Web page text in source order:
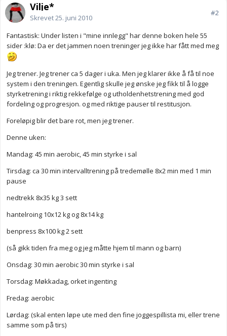
Vilje*
Skrevet25. juni 2010
#2
Fantastisk: Under listen i "mine innlegg" har denne boken hele 55
sider :klø: Da er det jammen noen treninger jeg ikke har fått med meg
Jeg trener. Jeg trener ca 5 dager i uka. Men jeg klarer ikke å få til noe
system i den treningen. Egentlig skulle jeg ønske jeg fikk til å logge
styrketrening i riktig rekkefølge og utholdenhetstrening med god
fordeling og progresjon. og med riktige pauser til restitusjon.
Foreløpig blir det bare rot, men jeg trener.
Denne uken:
Mandag: 45 min aerobic, 45 min styrke i sal
Tirsdag: ca 30 min intervalltrening på tredemølle 8x2 min med 1 min
pause
nedtrekk 8x35 kg 3 sett
hantelroing 10x12 kg og 8x14 kg
benpress 8x100 kg 2 sett
(så gikk tiden fra meg og jeg måtte hjem til mann og barn)
Onsdag: 30 min aerobic 30 min styrke i sal
Torsdag: Møkkadag, orket ingenting
Fredag: aerobic
Lørdag: (skal enten løpe ute med den fine joggespillista mi, eller trene
samme som på tirs)